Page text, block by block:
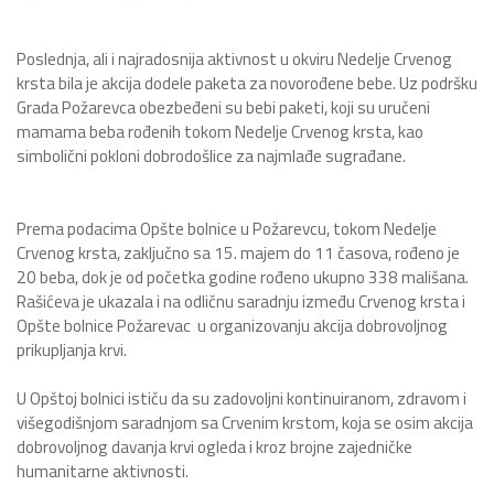
Poslednja, ali i najradosnija aktivnost u okviru Nedelje Crvenog
krsta bila je akcija dodele paketa za novorođene bebe. Uz podršku
Grada Požarevca obezbeđeni su bebi paketi, koji su uručeni
mamama beba rođenih tokom Nedelje Crvenog krsta, kao
simbolični pokloni dobrodošlice za najmlađe sugrađane.
Prema podacima Opšte bolnice u Požarevcu, tokom Nedelje
Crvenog krsta, zaključno sa 15. majem do 11 časova, rođeno je
20 beba, dok je od početka godine rođeno ukupno 338 mališana.
Rašićeva je ukazala i na odličnu saradnju između Crvenog krsta i
Opšte bolnice Požarevac u organizovanju akcija dobrovoljnog
prikupljanja krvi.
U Opštoj bolnici ističu da su zadovoljni kontinuiranom, zdravom i
višegodišnjom saradnjom sa Crvenim krstom, koja se osim akcija
dobrovoljnog davanja krvi ogleda i kroz brojne zajedničke
humanitarne aktivnosti.